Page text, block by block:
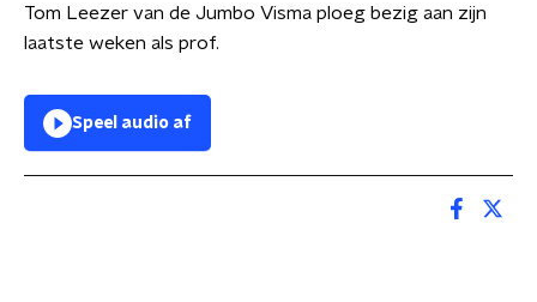
Tom Leezer van de Jumbo Visma ploeg bezig aan zijn
laatste weken als prof.
Speel audio af